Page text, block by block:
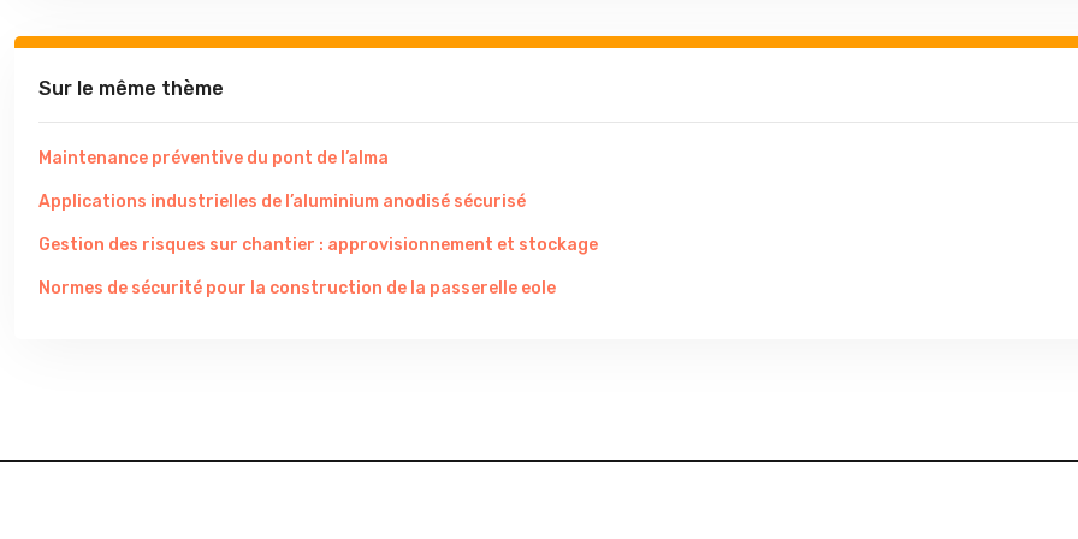
Sur le même thème
Maintenance préventive du pont de l’alma
Applications industrielles de l’aluminium anodisé sécurisé
Gestion des risques sur chantier : approvisionnement et stockage
Normes de sécurité pour la construction de la passerelle eole